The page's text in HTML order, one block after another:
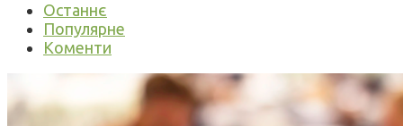
Останнє
Популярне
Коменти